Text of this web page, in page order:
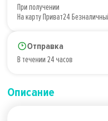
При получении
На карту Приват24
Отправка
В течении 24 часов
Описание